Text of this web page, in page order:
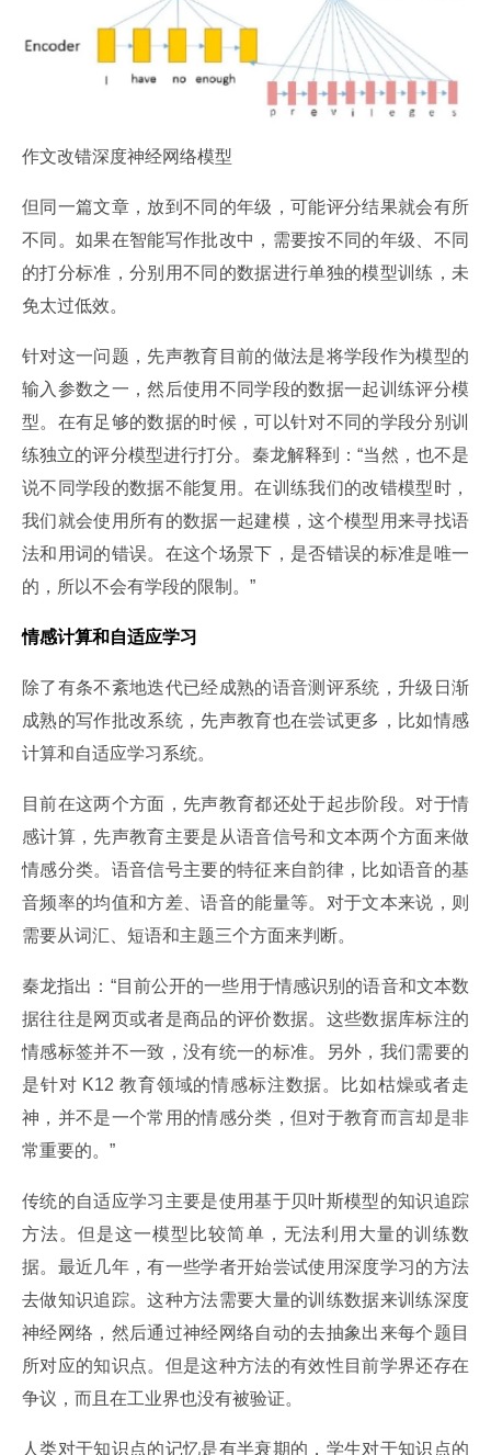
作文改错深度神经网络模型
但同一篇文章，放到不同的年级，可能评分结果就会有所
不同。如果在智能写作批改中，需要按不同的年级、不同
的打分标准，分别用不同的数据进行单独的模型训练，未
免太过低效。
针对这一问题，先声教育目前的做法是将学段作为模型的
输入参数之一，然后使用不同学段的数据一起训练评分模
型。在有足够的数据的时候，可以针对不同的学段分别训
练独立的评分模型进行打分。秦龙解释到：“当然，也不是
说不同学段的数据不能复用。在训练我们的改错模型时，
我们就会使用所有的数据一起建模，这个模型用来寻找语
法和用词的错误。在这个场景下，是否错误的标准是唯一
的，所以不会有学段的限制。”
情感计算和自适应学习
除了有条不紊地迭代已经成熟的语音测评系统，升级日渐
成熟的写作批改系统，先声教育也在尝试更多，比如情感
计算和自适应学习系统。
目前在这两个方面，先声教育都还处于起步阶段。对于情
感计算，先声教育主要是从语音信号和文本两个方面来做
情感分类。语音信号主要的特征来自韵律，比如语音的基
音频率的均值和方差、语音的能量等。对于文本来说，则
需要从词汇、短语和主题三个方面来判断。
秦龙指出：“目前公开的一些用于情感识别的语音和文本数
据往往是网页或者是商品的评价数据。这些数据库标注的
情感标签并不一致，没有统一的标准。另外，我们需要的
是针对 K12 教育领域的情感标注数据。比如枯燥或者走
神，并不是一个常用的情感分类，但对于教育而言却是非
常重要的。”
传统的自适应学习主要是使用基于贝叶斯模型的知识追踪
方法。但是这一模型比较简单，无法利用大量的训练数
据。最近几年，有一些学者开始尝试使用深度学习的方法
去做知识追踪。这种方法需要大量的训练数据来训练深度
神经网络，然后通过神经网络自动的去抽象出来每个题目
所对应的知识点。但是这种方法的有效性目前学界还存在
争议，而且在工业界也没有被验证。
人类对于知识点的记忆是有半衰期的，学生对于知识点的